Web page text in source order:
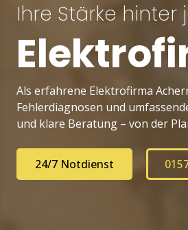
Ihre Stärke hinter
Als erfahrene Elektrofirma
Fehlerdiagnosen und
und klare Beratung – von der
24/7 Notdienst